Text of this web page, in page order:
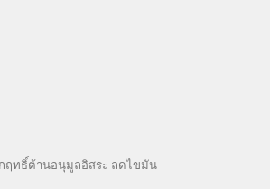
ฤทธิ์ต้านอนุมูลอิสระ ลดไขมัน